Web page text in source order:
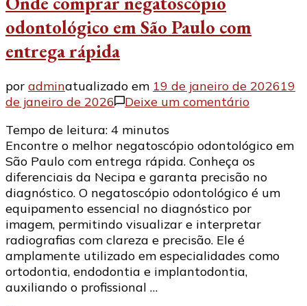
odontológico em São Paulo com
entrega rápida
por adminatualizado em 19 de janeiro de 202619
de janeiro de 2026
Deixe um comentárioem
em
São
Paulo
com
rápida
Tempo de leitura: 4 minutos
Encontre o melhor negatoscópio odontológico em
São Paulo com entrega rápida. Conheça os
diferenciais da Necipa e garanta precisão no
diagnóstico. O negatoscópio odontológico é um
equipamento essencial no diagnóstico por
imagem, permitindo visualizar e interpretar
radiografias com clareza e precisão. Ele é
amplamente utilizado em especialidades como
ortodontia, endodontia e implantodontia,
auxiliando o profissional …